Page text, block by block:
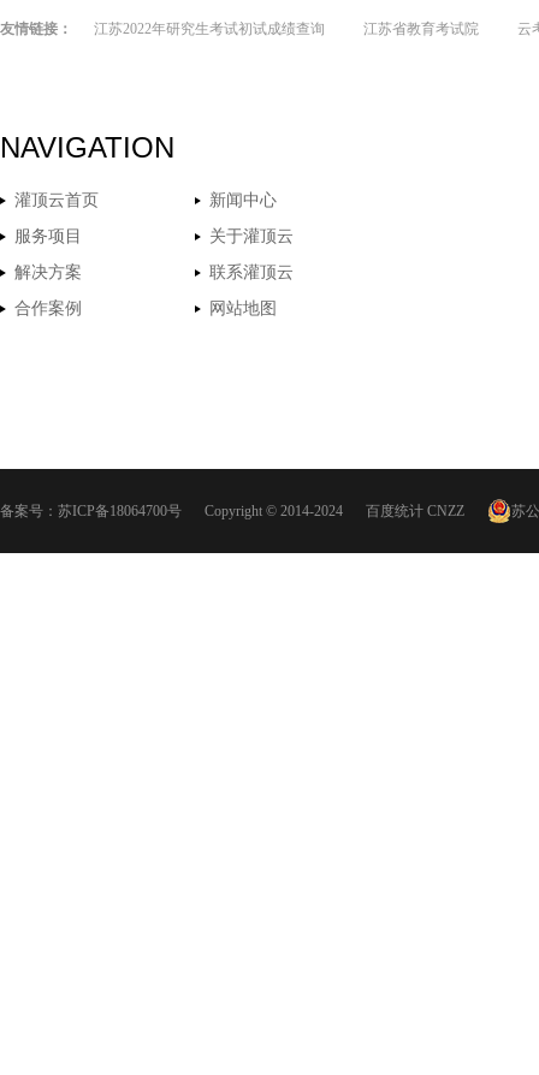
友情链接： 江苏2022年研究生考试初试成绩查询 江苏省教育考试院 云
NAVIGATION
灌顶云首页
新闻中心
服务项目
关于灌顶云
解决方案
联系灌顶云
合作案例
网站地图
备案号： 苏ICP备18064700号 Copyright © 2014-2024 百度统计 CNZZ 苏